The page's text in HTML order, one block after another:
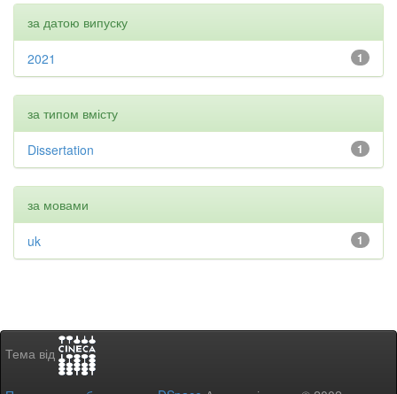
за датою випуску
1
2021
за типом вмісту
1
Dissertation
за мовами
1
uk
Тема від